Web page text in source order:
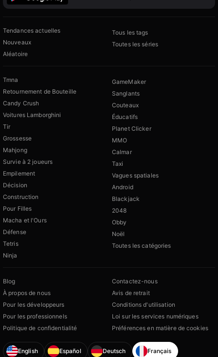
Tendances actuelles
Nouveaux
Aléatoire
Tous les tags
Toutes les séries
Tmna
Retournement de Bouteille
Candy Crush
Voitures Lamborghini
Tir
Grossesse
Mahjong
Survie à 2 joueurs
Empilement
Décision
Construction
Pour Filles
Macha et l'Ours
Défense
Tetris
Ninja
GameMaker
Sanglants
Couteaux
Éducatifs
Planet Clicker
MMO
Calmar
Taxi
Vagues spatiales
Android
Blackjack
2048
Obby
Noël
Toutes les catégories
Blog
À propos de nous
Pour les développeurs
Pour les professionnels
Politique de confidentialité
Contactez-nous
Avis de retrait
Conditions d'utilisation
Loi sur les services numériques
Préférences en matière de cookies
English Español Deutsch Français